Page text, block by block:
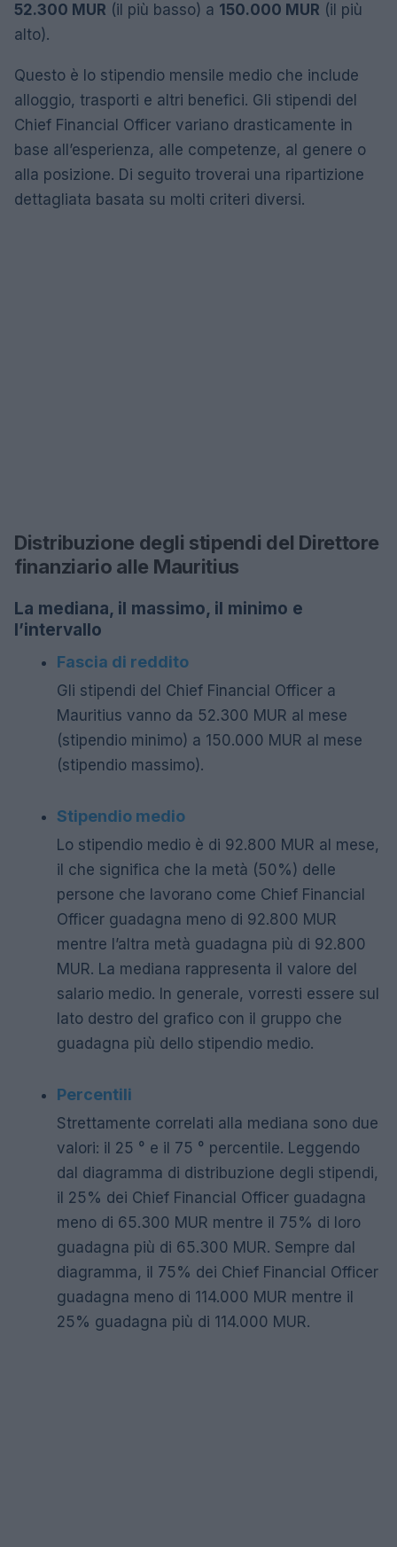
52.300 MUR (il più basso) a 150.000 MUR (il più
alto).
Questo è lo stipendio mensile medio che include
alloggio, trasporti e altri benefici. Gli stipendi del
Chief Financial Officer variano drasticamente in
base all’esperienza, alle competenze, al genere o
alla posizione. Di seguito troverai una ripartizione
dettagliata basata su molti criteri diversi.
Distribuzione degli stipendi del Direttore
finanziario alle Mauritius
La mediana, il massimo, il minimo e
l’intervallo
Fascia di reddito
Gli stipendi del Chief Financial Officer a
Mauritius vanno da 52.300 MUR al mese
(stipendio minimo) a 150.000 MUR al mese
(stipendio massimo).
Stipendio medio
Lo stipendio medio è di 92.800 MUR al mese,
il che significa che la metà (50%) delle
persone che lavorano come Chief Financial
Officer guadagna meno di 92.800 MUR
mentre l’altra metà guadagna più di 92.800
MUR. La mediana rappresenta il valore del
salario medio. In generale, vorresti essere sul
lato destro del grafico con il gruppo che
guadagna più dello stipendio medio.
Percentili
Strettamente correlati alla mediana sono due
valori: il 25 ° e il 75 ° percentile. Leggendo
dal diagramma di distribuzione degli stipendi,
il 25% dei Chief Financial Officer guadagna
meno di 65.300 MUR mentre il 75% di loro
guadagna più di 65.300 MUR. Sempre dal
diagramma, il 75% dei Chief Financial Officer
guadagna meno di 114.000 MUR mentre il
25% guadagna più di 114.000 MUR.